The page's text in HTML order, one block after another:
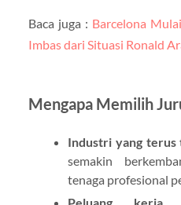
Baca juga : Barcelona
Imbas dari Situasi Ronald
Mengapa Memilih
Industri yang terus
semakin
tenaga profesional